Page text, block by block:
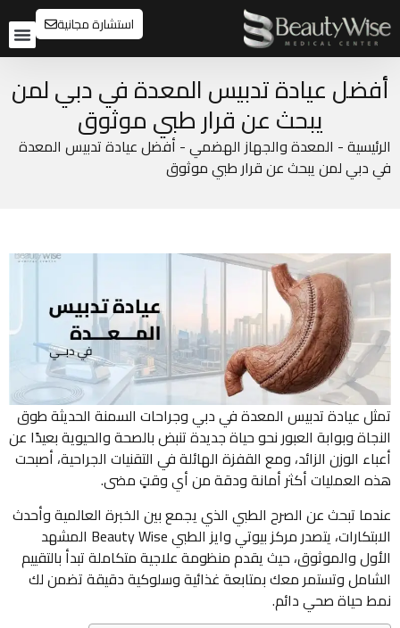
استشارة مجانية
أفضل عيادة تدبيس المعدة في دبي لمن
يبحث عن قرار طبي موثوق
الرئيسية- المعدة والجهاز الهضمي- أفضل عيادة تدبيس المعدة
في دبي لمن يبحث عن قرار طبي موثوق
تمثل عيادة تدبيس المعدة في دبي وجراحات السمنة الحديثة طوق
النجاة وبوابة العبور نحو حياة جديدة تنبض بالصحة والحيوية بعيدًا عن
أعباء الوزن الزائد، ومع القفزة الهائلة في التقنيات الجراحية، أصبحت
هذه العمليات أكثر أمانة ودقة من أي وقتٍ مضى.
عندما تبحث عن الصرح الطبي الذي يجمع بين الخبرة العالمية وأحدث
الابتكارات، يتصدر مركز بيوتي وايز الطبي Beauty Wise المشهد
الأول والموثوق، حيث يقدم منظومة علاجية متكاملة تبدأ بالتقييم
الشامل وتستمر معك بمتابعة غذائية وسلوكية دقيقة تضمن لك
نمط حياة صحي دائم.